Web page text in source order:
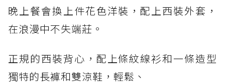
晚上餐會換上件花色洋裝，配上西裝外套，
在浪漫中不失端莊。
正規的西裝背心，配上條紋線衫和一條造型
獨特的長褲和雙涼鞋，輕鬆、